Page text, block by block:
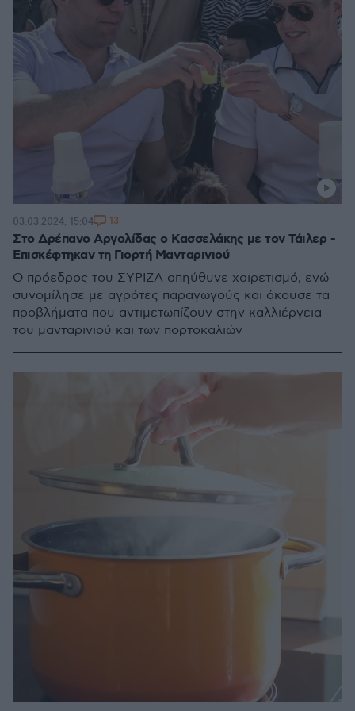
Στο Δρέπανο Αργολίδας ο Κασσελάκης με τον Τάιλερ -
Επισκέφτηκαν τη Γιορτή Μανταρινιού
Ο πρόεδρος του ΣΥΡΙΖΑ απηύθυνε χαιρετισμό, ενώ
συνομίλησε με αγρότες παραγωγούς και άκουσε τα
προβλήματα που αντιμετωπίζουν στην καλλιέργεια
του μανταρινιού και των πορτοκαλιών
03.03.2024, 15:04 13